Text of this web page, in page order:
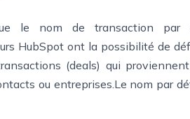
le nom de transaction par
HubSpot ont la possibilité de
(deals) qui
ou entreprises.Le nom par